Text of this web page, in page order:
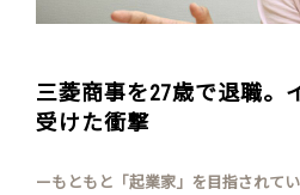
三菱商事を27歳で退職。
受けた衝撃
ーもともと「起業家」を目指されて